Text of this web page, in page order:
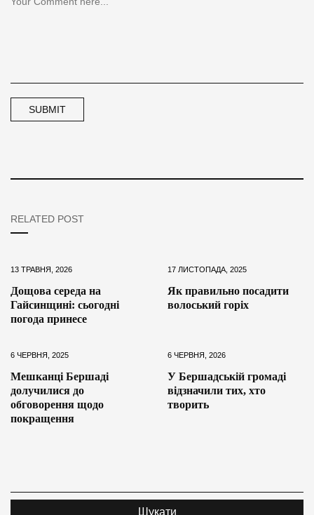
RELATED POST
13 ТРАВНЯ, 2026
Дощова середа на
Гайсинщині: сьогодні
погода принесе
17 ЛИСТОПАДА, 2025
Як правильно посадити
волоський горіх
6 ЧЕРВНЯ, 2025
Мешканці Бершаді
долучилися до
обговорення щодо
покращення
6 ЧЕРВНЯ, 2026
У Бершадській громаді
відзначили тих, хто
творить